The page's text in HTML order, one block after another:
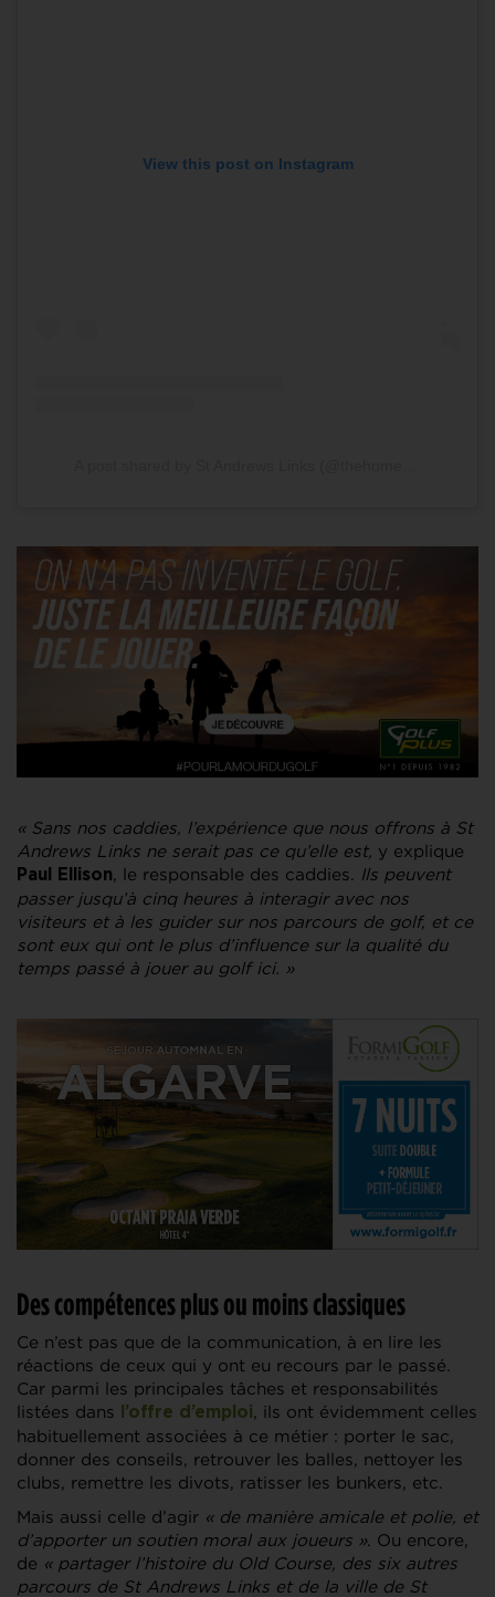
View this post on Instagram
« Sans nos caddies, l’expérience que nous offrons à St
Andrews Links ne serait pas ce qu’elle est, y explique
Paul Ellison, le responsable des caddies. Ils peuvent
passer jusqu’à cinq heures à interagir avec nos
visiteurs et à les guider sur nos parcours de golf, et ce
sont eux qui ont le plus d’influence sur la qualité du
temps passé à jouer au golf ici. »
Des compétences plus ou moins classiques
Ce n’est pas que de la communication, à en lire les
réactions de ceux qui y ont eu recours par le passé.
Car parmi les principales tâches et responsabilités
listées dans
l’offre d’emploi, ils ont évidemment celles
habituellement associées à ce métier : porter le sac,
donner des conseils, retrouver les balles, nettoyer les
clubs, remettre les divots, ratisser les bunkers, etc.
Mais aussi celle d’agir « de manière amicale et polie, et
d’apporter un soutien moral aux joueurs ». Ou encore,
de « partager l’histoire du Old Course, des six autres
parcours de St Andrews Links et de la ville de St